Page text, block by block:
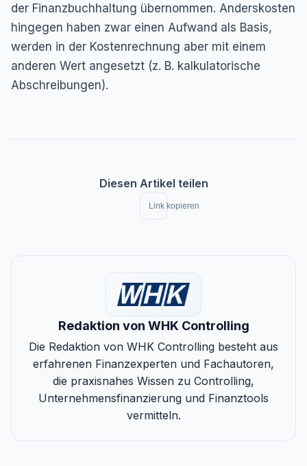
der Finanzbuchhaltung übernommen. Anderskosten
hingegen haben zwar einen Aufwand als Basis,
werden in der Kostenrechnung aber mit einem
anderen Wert angesetzt (z. B. kalkulatorische
Abschreibungen).
Diesen Artikel teilen
Link kopieren
Redaktion von WHK Controlling
Die Redaktion von WHK Controlling besteht aus
erfahrenen Finanzexperten und Fachautoren,
die praxisnahes Wissen zu Controlling,
Unternehmensfinanzierung und Finanztools
vermitteln.